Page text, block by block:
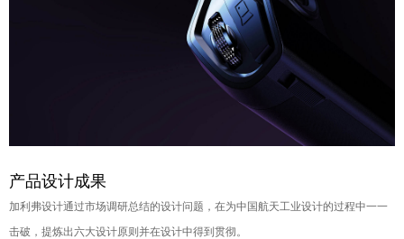
产品设计成果
加利弗设计通过市场调研总结的设计问题，在为中国航天工业设计的过程中一一
击破，提炼出六大设计原则并在设计中得到贯彻。